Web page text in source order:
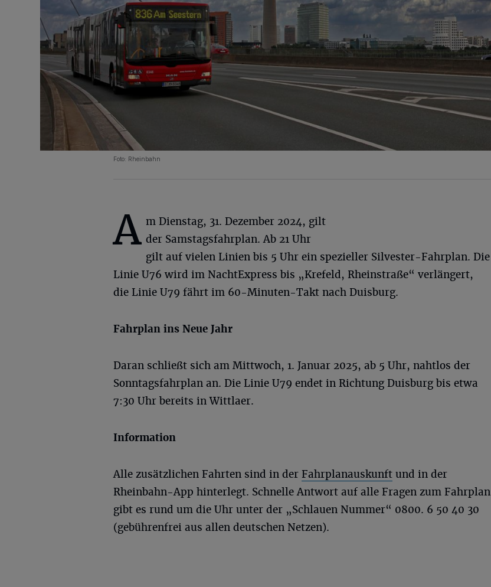
Foto: Rheinbahn
A m Dienstag, 31. Dezember 2024, gilt
der Samstagsfahrplan. Ab 21 Uhr
gilt auf vielen Linien bis 5 Uhr ein spezieller Silvester-Fahrplan. Die
Linie U76 wird im NachtExpress bis „Krefeld, Rheinstraße“ verlängert,
die Linie U79 fährt im 60-Minuten-Takt nach Duisburg.
Fahrplan ins Neue Jahr
Daran schließt sich am Mittwoch, 1. Januar 2025, ab 5 Uhr, nahtlos der
Sonntagsfahrplan an. Die Linie U79 endet in Richtung Duisburg bis etwa
7:30 Uhr bereits in Wittlaer.
Information
Alle zusätzlichen Fahrten sind in der Fahrplanauskunft und in der
Rheinbahn-App hinterlegt. Schnelle Antwort auf alle Fragen zum Fahrplan
gibt es rund um die Uhr unter der „Schlauen Nummer“ 0800. 6 50 40 30
(gebührenfrei aus allen deutschen Netzen).